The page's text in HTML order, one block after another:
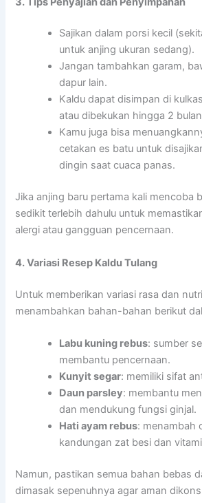
Sajikan dalam porsi kecil
untuk anjing ukuran sedang).
Jangan tambahkan garam,
dapur lain.
Kaldu dapat disimpan di
atau dibekukan hingga 2
Kamu juga bisa
cetakan es batu untuk
dingin saat cuaca panas.
Jika anjing baru pertama kali mencoba
sedikit terlebih dahulu untuk
alergi atau gangguan pencernaan.
4. Variasi Resep Kaldu Tulang
Untuk memberikan variasi rasa dan
menambahkan bahan-bahan berikut
Labu kuning rebus: sumber
membantu pencernaan.
Kunyit segar: memiliki sifat
Daun parsley: membantu
dan mendukung fungsi ginjal.
Hati ayam rebus: menambah
kandungan zat besi dan
Namun, pastikan semua bahan bebas
dimasak sepenuhnya agar aman